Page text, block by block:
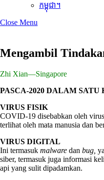
កម្ពុជា។
Close Menu
Mengambil
Zhi Xian—Singapore
PASCA-2020 DALAM
VIRUS FISIK
COVID-19 disebabkan oleh
terlihat oleh mata manusia dan
VIRUS DIGITAL
Ini termasuk malware dan bug,
siber, termasuk juga informasi
api yang sulit dipadamkan.